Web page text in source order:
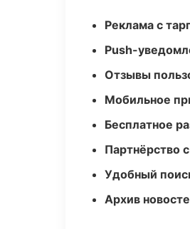
Реклама с
Push-
Отзывы
Мобильное
Бесплатное
Партнёрство
Удобный
Архив